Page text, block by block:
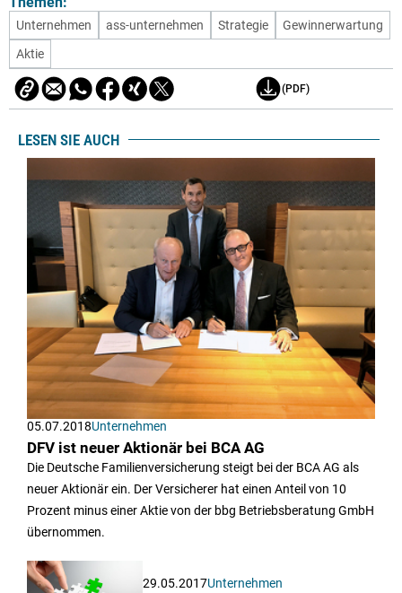
Unternehmen ass-unternehmen Strategie
Gewinnerwartung
Aktie
(PDF)
LESEN SIE AUCH
05.07.2018Unternehmen
DFV ist neuer Aktionär bei BCA AG
Die Deutsche Familienversicherung steigt bei der BCA AG als
neuer Aktionär ein. Der Versicherer hat einen Anteil von 10
Prozent minus einer Aktie von der bbg Betriebsberatung GmbH
übernommen.
29.05.2017Unternehmen